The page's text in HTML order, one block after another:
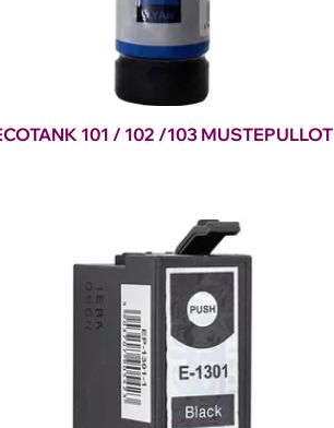
101 / 102 /103 MUSTEPULLOT